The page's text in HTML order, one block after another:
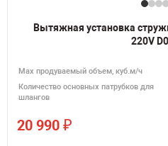
Вытяжная установка
220V
Мах продуваемый объем, куб.м/ч
Количество основных патрубков для
шлангов
20 990 ₽